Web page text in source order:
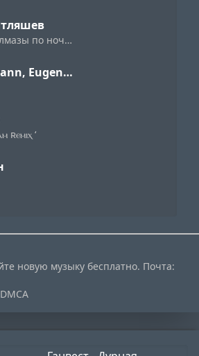
Ее глаза алмазы по ночному городу
Jason Swann, Eugene Demuckiy feat. Xiaoqian
ʀⲉⲙⲓⲭ ‘
новую музыку бесплатно. Почта: